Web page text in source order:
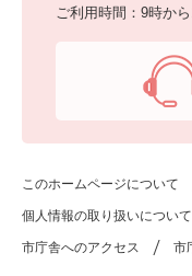
ご利用時間：9時か
このホームページについて
個人情報の取り扱いについて
市庁舎へのアクセス 市